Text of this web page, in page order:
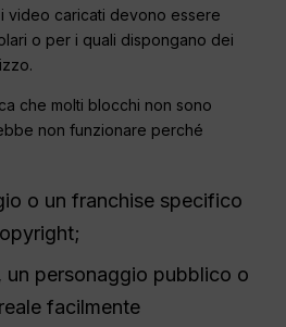
video caricati devono essere
o per i quali dispongano dei
che molti blocchi non sono
non funzionare perché
o un franchise specifico
un personaggio pubblico o
facilmente